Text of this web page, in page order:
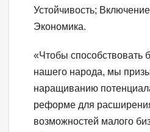
Устойчивость;
Экономика.
«Чтобы способствовать
нашего народа, мы
наращиванию
реформе для
возможностей малого